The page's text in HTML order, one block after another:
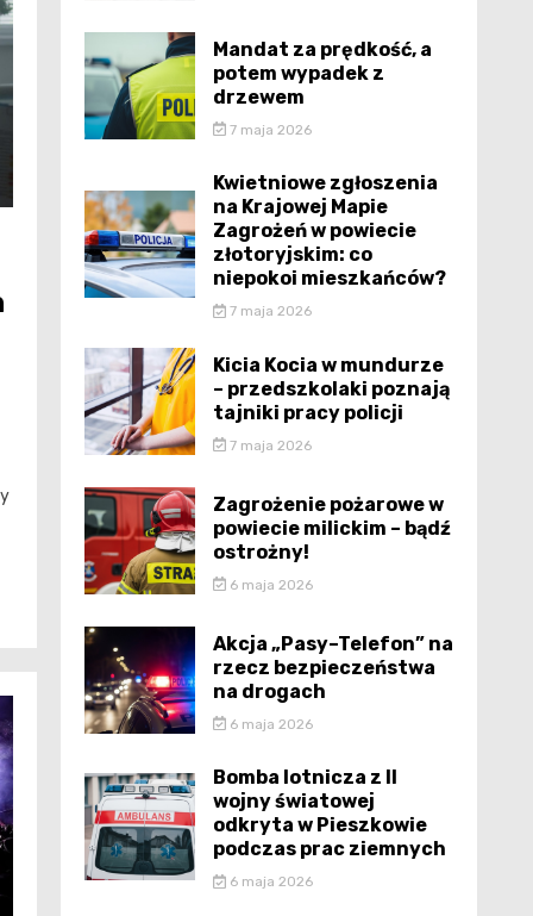
Mandat za prędkość, a
potem wypadek z
drzewem
7 maja 2026
Kwietniowe zgłoszenia
na Krajowej Mapie
Zagrożeń w powiecie
złotoryjskim: co
niepokoi mieszkańców?
7 maja 2026
Kicia Kocia w mundurze
– przedszkolaki poznają
tajniki pracy policji
7 maja 2026
Zagrożenie pożarowe w
powiecie milickim – bądź
ostrożny!
6 maja 2026
Akcja „Pasy–Telefon” na
rzecz bezpieczeństwa
na drogach
6 maja 2026
Bomba lotnicza z II
wojny światowej
odkryta w Pieszkowie
podczas prac ziemnych
6 maja 2026